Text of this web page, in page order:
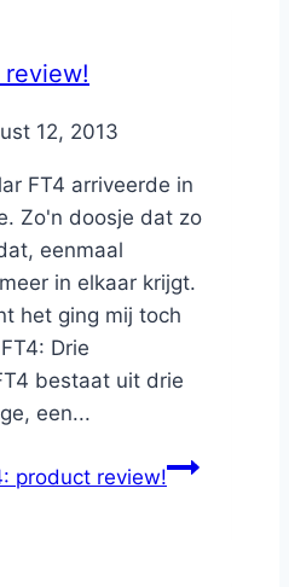
12, 2013
FT4 arriveerde in
Zo'n doosje dat zo
eenmaal
in elkaar krijgt.
het ging mij toch
Drie
bestaat uit drie
een...
product review!